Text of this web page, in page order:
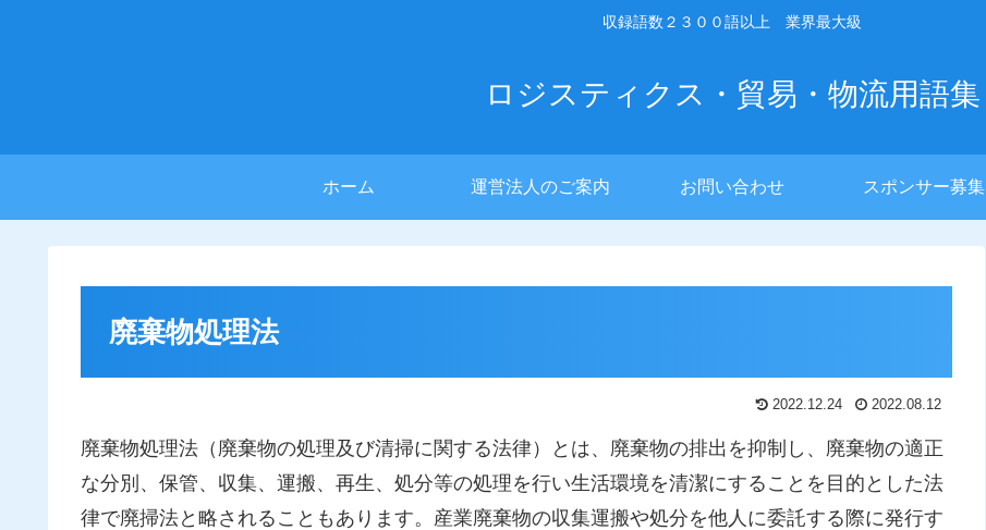
収録語数２３００語以上 業界最大級
ロジスティクス・貿易・物流用語集
ホーム 運営法人のご案内 お問い合わせ スポンサー募集
廃棄物処理法
2022.12.24 2022.08.12
廃棄物処理法（廃棄物の処理及び清掃に関する法律）とは、廃棄物の排出を抑制し、廃棄物の適正
な分別、保管、収集、運搬、再生、処分等の処理を行い生活環境を清潔にすることを目的とした法
律で廃掃法と略されることもあります。産業廃棄物の収集運搬や処分を他人に委託する際に発行す